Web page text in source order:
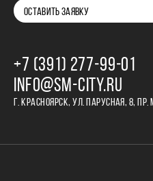
ОСТАВИТЬ ЗАЯВКУ
+7 (391) 277‒99‒01
INFO@SM-CITY.RU
Г. КРАСНОЯРСК, УЛ. ПАРУСНАЯ, 8, ПР.